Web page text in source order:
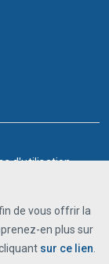
d'utilisation
réservés.
de vous offrir la
en plus sur
sur ce lien